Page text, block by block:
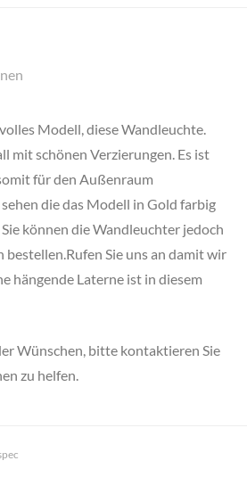
Modell, diese Wandleuchte.
mit schönen Verzierungen. Es ist
für den Außenraum
die das Modell in Gold farbig
können die Wandleuchter jedoch
bestellen.Rufen Sie uns an damit wir
hängende Laterne ist in diesem
Wünschen, bitte kontaktieren Sie
zu helfen.